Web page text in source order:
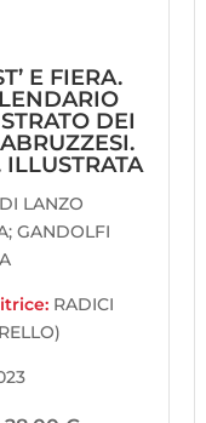
E FIERA.
DEI
ILLUSTRATA
LANZO
GANDOLFI
RADICI